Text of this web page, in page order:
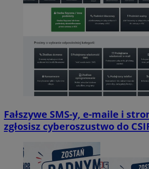
Fałszywe SMS-y, e-maile i
zgłosisz cyberoszustwo do